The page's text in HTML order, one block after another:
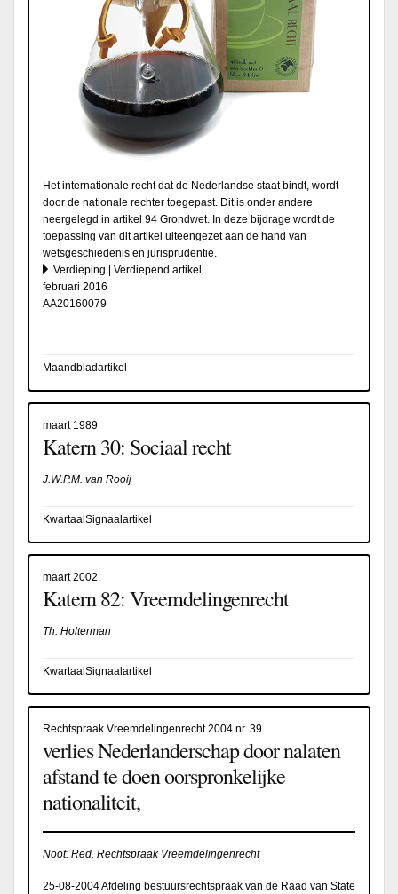
Het internationale recht dat de Nederlandse staat bindt, wordt
door de nationale rechter toegepast. Dit is onder andere
neergelegd in artikel 94 Grondwet. In deze bijdrage wordt de
toepassing van dit artikel uiteengezet aan de hand van
wetsgeschiedenis en jurisprudentie.
Verdieping | Verdiepend artikel
februari 2016
AA20160079
Maandbladartikel
maart 1989
Katern 30: Sociaal recht
J.W.P.M. van Rooij
KwartaalSignaalartikel
maart 2002
Katern 82: Vreemdelingenrecht
Th. Holterman
KwartaalSignaalartikel
Rechtspraak Vreemdelingenrecht 2004 nr. 39
verlies Nederlanderschap door nalaten
afstand te doen oorspronkelijke
nationaliteit,
Noot: Red. Rechtspraak Vreemdelingenrecht
25-08-2004 Afdeling bestuursrechtspraak van de Raad van State